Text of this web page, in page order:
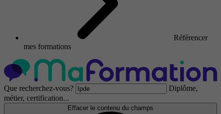
Référencer
mes formations
Que recherchez-vous?
Diplôme,
métier, certification...
Effacer le contenu du champs